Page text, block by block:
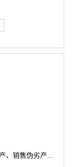
私设“加油站”售卖伪劣柴油 两被告人犯生产、销售伪劣产品罪获刑罚